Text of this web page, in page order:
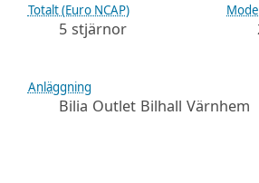
Totalt (Euro NCAP)
5 stjärnor
Anläggning
Bilia Outlet Bilhall Värnhem